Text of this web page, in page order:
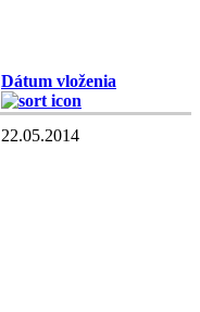
Dátum vloženia
22.05.2014